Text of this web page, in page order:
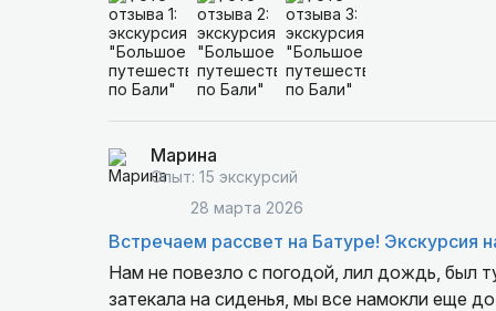
Марина
Опыт: 15 экскурсий
28 марта 2026
Встречаем рассвет на Батуре! Экскурсия
Нам не повезло с погодой, лил дождь, был
затекала на сиденья, мы все намокли еще